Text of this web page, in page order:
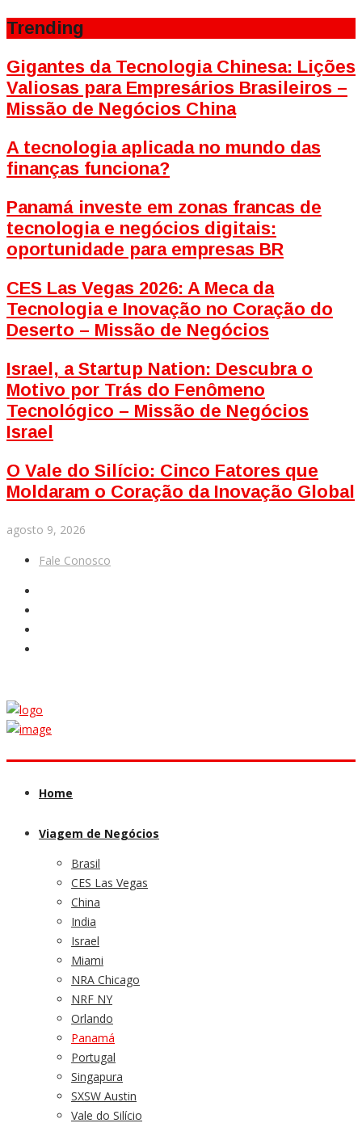
Trending
Gigantes da Tecnologia Chinesa: Lições
Valiosas para Empresários Brasileiros –
Missão de Negócios China
A tecnologia aplicada no mundo das
finanças funciona?
Panamá investe em zonas francas de
tecnologia e negócios digitais:
oportunidade para empresas BR
CES Las Vegas 2026: A Meca da
Tecnologia e Inovação no Coração do
Deserto – Missão de Negócios
Israel, a Startup Nation: Descubra o
Motivo por Trás do Fenômeno
Tecnológico – Missão de Negócios
Israel
O Vale do Silício: Cinco Fatores que
Moldaram o Coração da Inovação Global
agosto 9, 2026
Fale Conosco
Home
Viagem de Negócios
Brasil
CES Las Vegas
China
India
Israel
Miami
NRA Chicago
NRF NY
Orlando
Panamá
Portugal
Singapura
SXSW Austin
Vale do Silício